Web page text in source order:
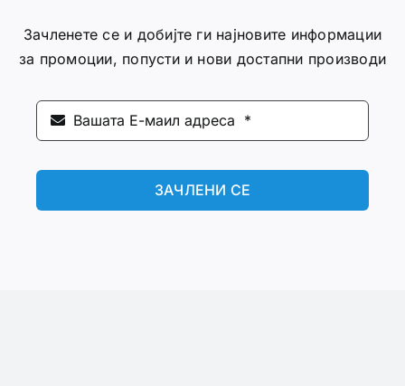
Зачленете се и добијте ги најновите информации
за промоции, попусти и нови достапни производи
ЗАЧЛЕНИ СЕ